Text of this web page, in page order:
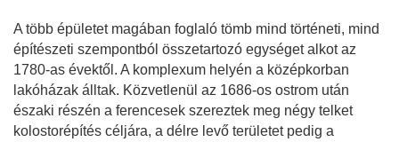
A több épületet magában foglaló tömb mind történeti, mind
építészeti szempontból összetartozó egységet alkot az
1780-as évektől. A komplexum helyén a középkorban
lakóházak álltak. Közvetlenül az 1686-os ostrom után
északi részén a ferencesek szereztek meg négy telket
kolostorépítés céljára, a délre levő területet pedig a